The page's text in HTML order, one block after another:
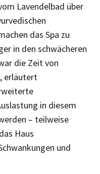
Lavendelbad über
das Spa zu
in den schwächeren
die Zeit von
erläutert
in diesem
– teilweise
Haus
und